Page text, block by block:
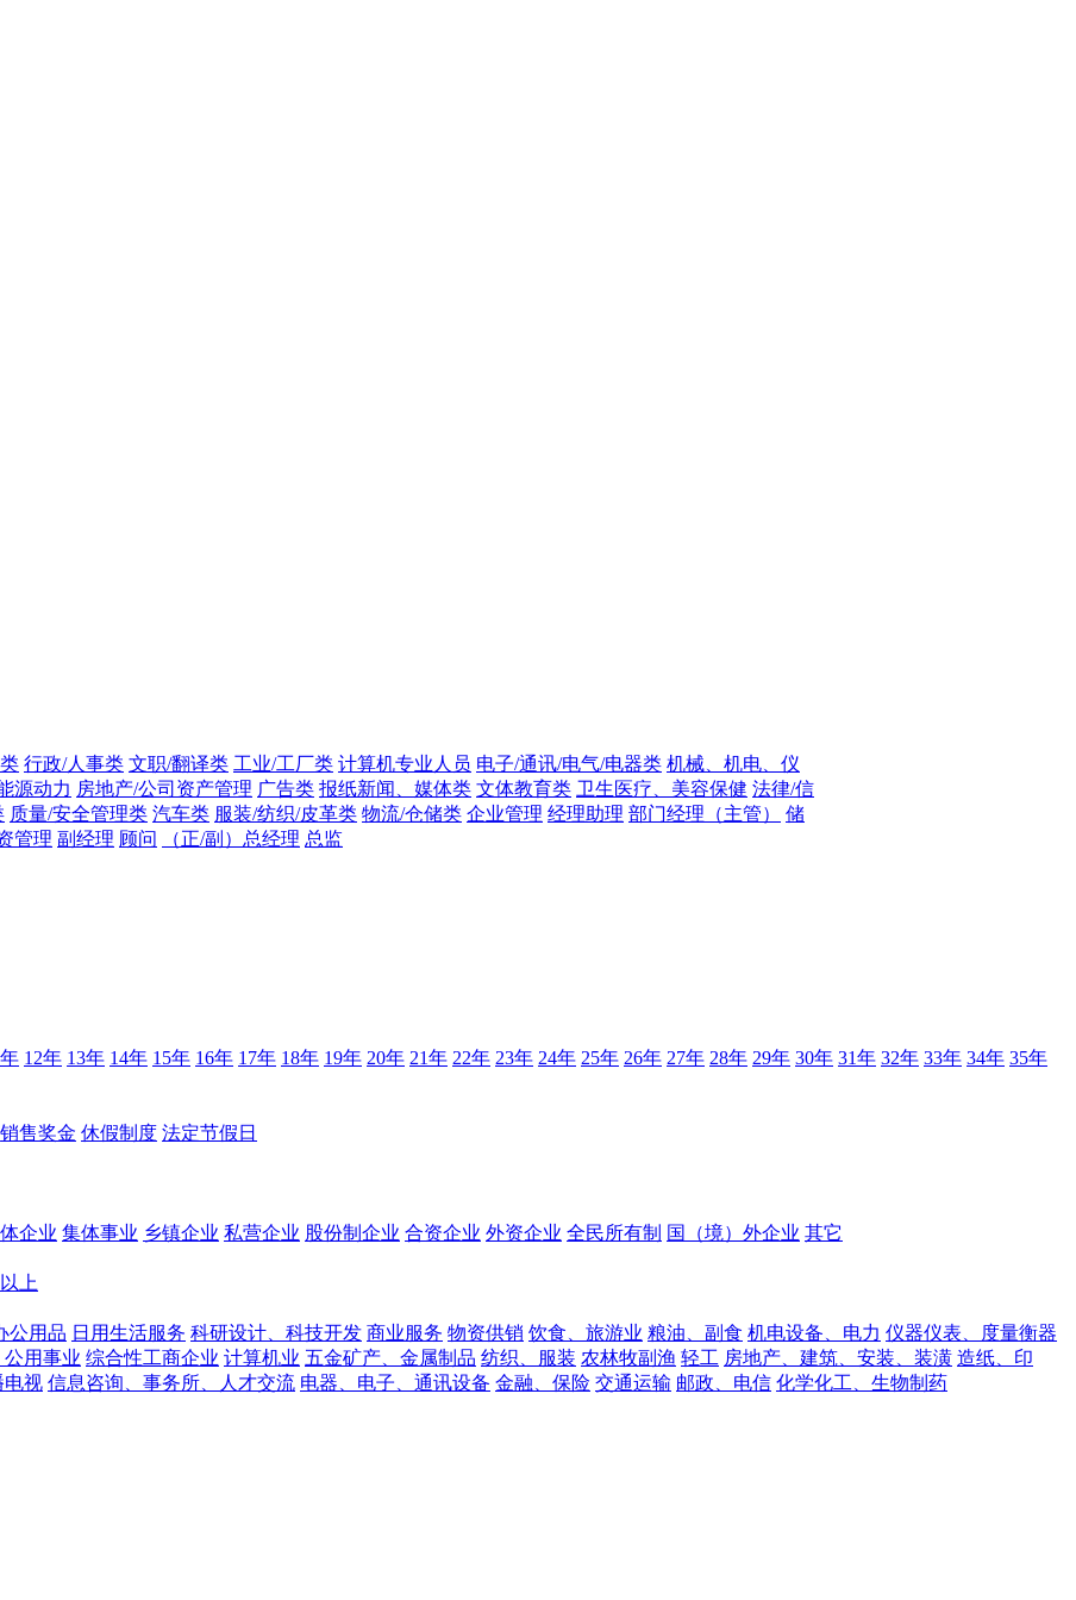
行政/人事类 文职/翻译类 工业/工厂类 计算机专业人员 电子/通讯/电气/电器类 机械、机电、仪
源动力 房地产/公司资产管理 广告类 报纸新闻、媒体类 文体教育类 卫生医疗、美容保健 法律/信
质量/安全管理类 汽车类 服装/纺织/皮革类 物流/仓储类 企业管理 经理助理 部门经理（主管）
储
管理 副经理 顾问 （正/副）总经理 总监
12年 13年 14年 15年 16年 17年 18年 19年 20年 21年 22年 23年 24年 25年 26年 27年 28年 29年 30年 31年 32年 33年 34年 35年
销售奖金 休假制度 法定节假日
企业 集体事业 乡镇企业 私营企业 股份制企业 合资企业 外资企业 全民所有制 国（境）外企业 其它
上
公用品 日用生活服务 科研设计、科技开发 商业服务 物资供销 饮食、旅游业 粮油、副食 机电设备、电力 仪器仪表、度量衡器
用事业 综合性工商企业 计算机业 五金矿产、金属制品 纺织、服装 农林牧副渔 轻工 房地产、建筑、安装、装潢 造纸、印
电视 信息咨询、事务所、人才交流 电器、电子、通讯设备 金融、保险 交通运输 邮政、电信 化学化工、生物制药